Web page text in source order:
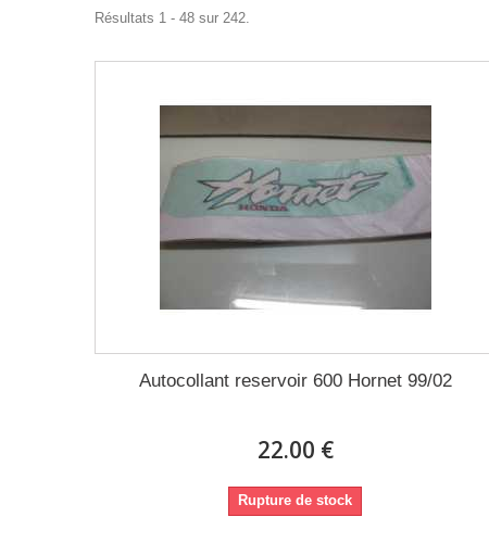
Résultats 1 - 48 sur 242.
Autocollant reservoir 600 Hornet 99/02
22.00 €
Rupture de stock